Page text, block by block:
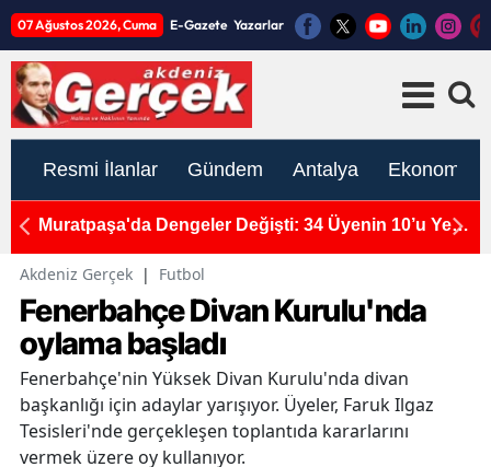
07 Ağustos 2026, Cuma E-Gazete Yazarlar
Resmi İlanlar Gündem Antalya Ekonomi
Muratpaşa'da Dengeler Değişti: 34 Üyenin 10’u Yeni
Akdeniz Gerçek | Futbol
Fenerbahçe Divan Kurulu'nda
oylama başladı
Fenerbahçe'nin Yüksek Divan Kurulu'nda divan
başkanlığı için adaylar yarışıyor. Üyeler, Faruk Ilgaz
Tesisleri'nde gerçekleşen toplantıda kararlarını
vermek üzere oy kullanıyor.